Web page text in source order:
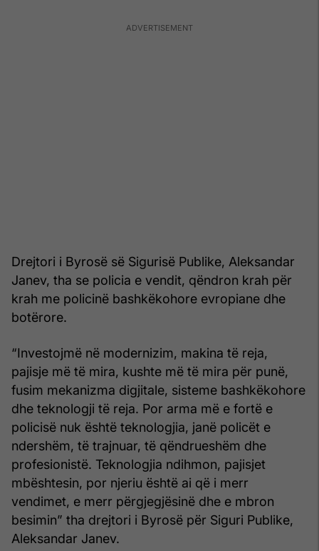
Drejtori i Byrosë së Sigurisë Publike, Aleksandar
Janev, tha se policia e vendit, qëndron krah për
krah me policinë bashkëkohore evropiane dhe
botërore.
“Investojmë në modernizim, makina të reja,
pajisje më të mira, kushte më të mira për punë,
fusim mekanizma digjitale, sisteme bashkëkohore
dhe teknologji të reja. Por arma më e fortë e
policisë nuk është teknologjia, janë policët e
ndershëm, të trajnuar, të qëndrueshëm dhe
profesionistë. Teknologjia ndihmon, pajisjet
mbështesin, por njeriu është ai që i merr
vendimet, e merr përgjegjësinë dhe e mbron
besimin” tha drejtori i Byrosë për Siguri Publike,
Aleksandar Janev.